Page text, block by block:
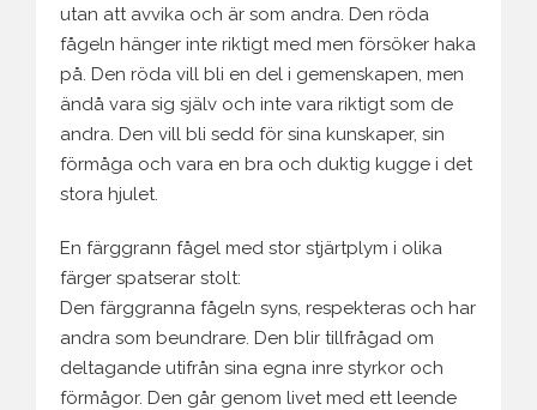
utan att avvika och är som andra. Den röda
fågeln hänger inte riktigt med men försöker haka
på. Den röda vill bli en del i gemenskapen, men
ändå vara sig själv och inte vara riktigt som de
andra. Den vill bli sedd för sina kunskaper, sin
förmåga och vara en bra och duktig kugge i det
stora hjulet.
En färggrann fågel med stor stjärtplym i olika
färger spatserar stolt:
Den färggranna fågeln syns, respekteras och har
andra som beundrare. Den blir tillfrågad om
deltagande utifrån sina egna inre styrkor och
förmågor. Den går genom livet med ett leende